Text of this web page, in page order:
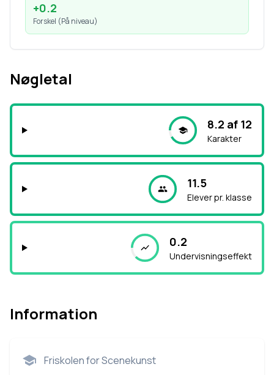
+0.2
Forskel (På niveau)
Nøgletal
8.2 af 12
Karakter
11.5
Elever pr. klasse
0.2
Undervisningseffekt
Information
Friskolen for Scenekunst